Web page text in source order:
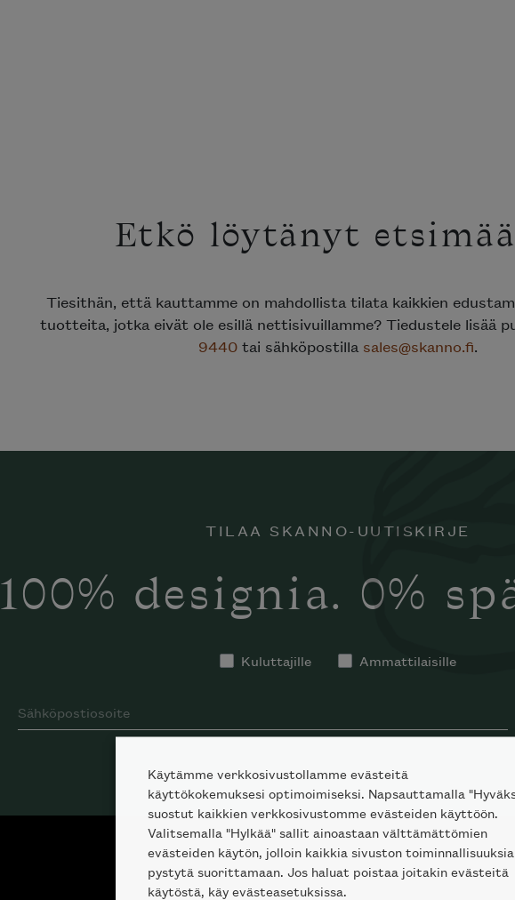
Etkö löytänyt
Tiesithän, että kauttamme on mahdollista tilata kaikkien
tuotteita, jotka eivät ole esillä nettisivuillamme? Tiedustele lisää
9440 tai sähköpostilla sales@skanno.fi.
TILAA SKANNO-UUTISKIRJE
100% designia. 0%
Kuluttajille Ammattilaisille
Käytämme verkkosivustollamme evästeitä
käyttökokemuksesi optimoimiseksi. Napsauttamalla
suostut kaikkien verkkosivustomme evästeiden käyttöön.
Valitsemalla "Hylkää" sallit ainoastaan välttämättömien
evästeiden käytön, jolloin kaikkia sivuston
pystytä suorittamaan. Jos haluat poistaa joitakin evästeitä
käytöstä, käy evästeasetuksissa.